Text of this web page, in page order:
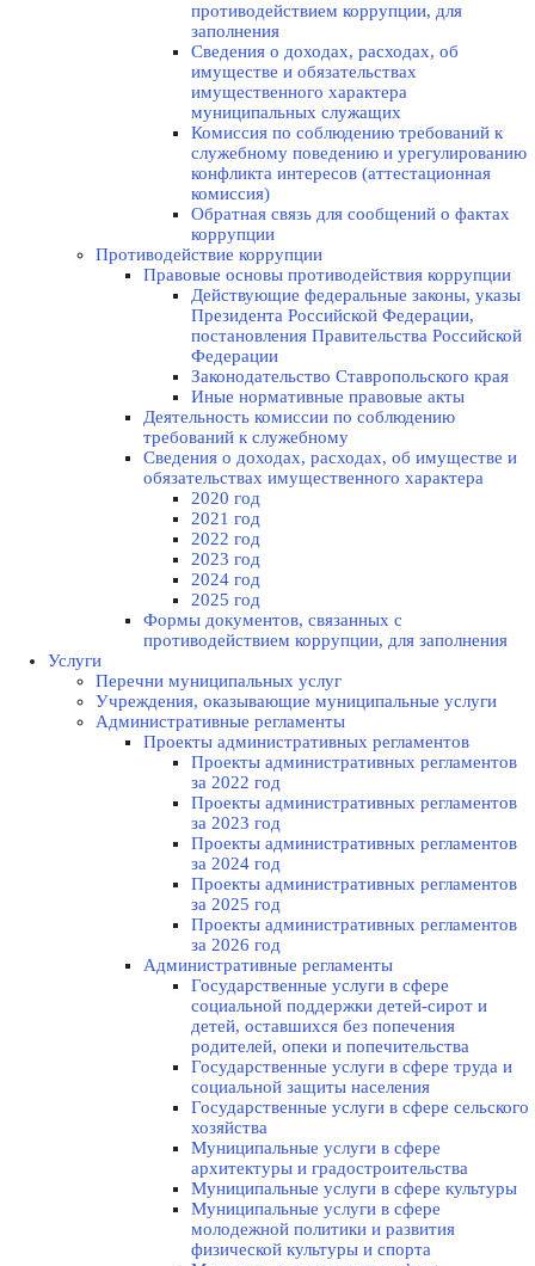
противодействием коррупции, для
заполнения
Сведения о доходах, расходах, об
имуществе и обязательствах
имущественного характера
муниципальных служащих
Комиссия по соблюдению требований к
служебному поведению и урегулированию
конфликта интересов (аттестационная
комиссия)
Обратная связь для сообщений о фактах
коррупции
Противодействие коррупции
Правовые основы противодействия коррупции
Действующие федеральные законы, указы
Президента Российской Федерации,
постановления Правительства Российской
Федерации
Законодательство Ставропольского края
Иные нормативные правовые акты
Деятельность комиссии по соблюдению
требований к служебному
Сведения о доходах, расходах, об имуществе и
обязательствах имущественного характера
2020 год
2021 год
2022 год
2023 год
2024 год
2025 год
Формы документов, связанных с
противодействием коррупции, для заполнения
Услуги
Перечни муниципальных услуг
Учреждения, оказывающие муниципальные услуги
Административные регламенты
Проекты административных регламентов
Проекты административных регламентов
за 2022 год
Проекты административных регламентов
за 2023 год
Проекты административных регламентов
за 2024 год
Проекты административных регламентов
за 2025 год
Проекты административных регламентов
за 2026 год
Административные регламенты
Государственные услуги в сфере
социальной поддержки детей-сирот и
детей, оставшихся без попечения
родителей, опеки и попечительства
Государственные услуги в сфере труда и
социальной защиты населения
Государственные услуги в сфере сельского
хозяйства
Муниципальные услуги в сфере
архитектуры и градостроительства
Муниципальные услуги в сфере культуры
Муниципальные услуги в сфере
молодежной политики и развития
физической культуры и спорта